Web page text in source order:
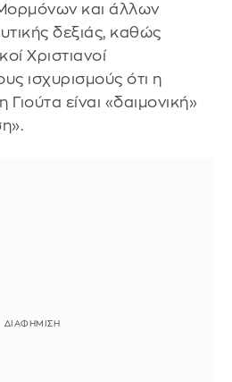
και άλλων
δεξιάς, καθώς
Χριστιανοί
ισχυρισμούς ότι η
είναι «δαιμονική»